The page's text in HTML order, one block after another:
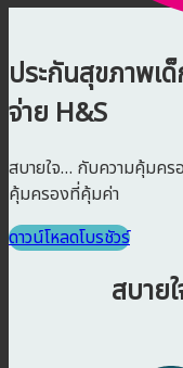
ประกันสุขภาพเ
จ่าย H&S
สบายใจ… กับความคุ้มคร
คุ้มครองที่คุ้มค่า
ดาวน์โหลดโบรชัวร์
สบาย